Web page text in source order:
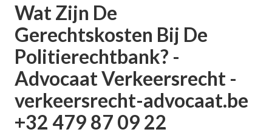
Wat Zijn De
Gerechtskosten Bij De
Politierechtbank? -
Advocaat Verkeersrecht -
verkeersrecht-advocaat.be
+32 479 87 09 22